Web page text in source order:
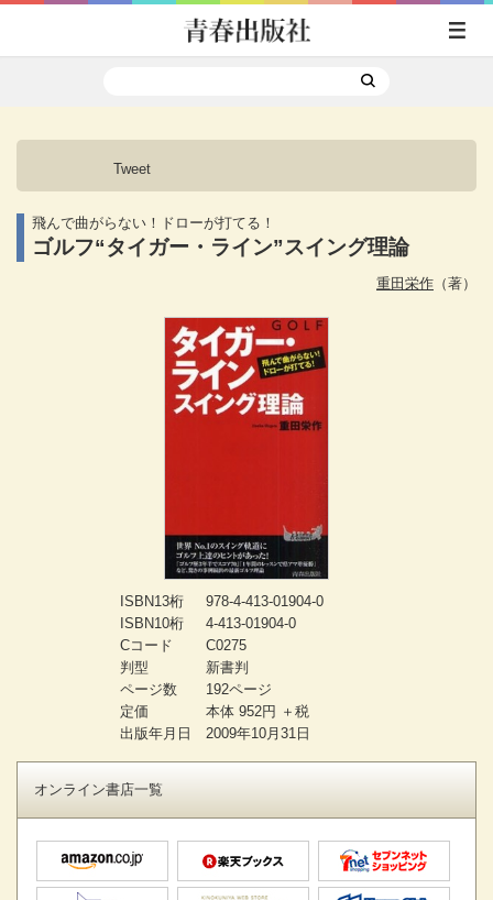
Tweet
飛んで曲がらない！ドローが打てる！
ゴルフ“タイガー・ライン”スイング理論
重田栄作 （著）
ISBN13桁
978-4-413-01904-0
ISBN10桁
4-413-01904-0
Cコード
C0275
判型
新書判
ページ数
192ページ
定価
本体 952円 ＋税
出版年月日
2009年10月31日
オンライン書店一覧